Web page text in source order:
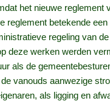
het nieuwe
reglement betekende
regeling van
deze werken werden
als de
vanouds aanwezige
als ligging en